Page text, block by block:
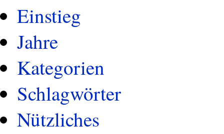
Einstieg
Jahre
Kategorien
Schlagwörter
Nützliches